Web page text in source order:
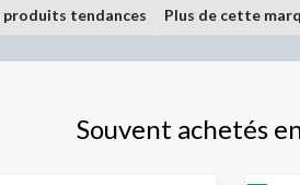
produits tendances Plus de cette
Souvent achetés